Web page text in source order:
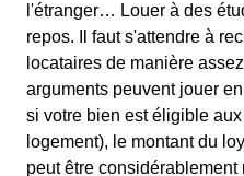
l'étranger… Louer à des
repos. Il faut s'attendre à
locataires de manière
arguments peuvent jouer
si votre bien est éligible
logement), le montant du
peut être